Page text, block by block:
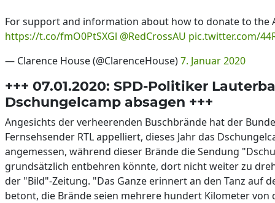
For support and information about how to donate to the
https://t.co/fmO0PtSXGl @RedCrossAU pic.twitter.com/
— Clarence House (@ClarenceHouse)7. Januar 2020
+++ 07.01.2020: SPD-Politiker
Dschungelcamp absagen +++
Angesichts der verheerenden Buschbrände hat der
Fernsehsender RTL appelliert, dieses Jahr das
angemessen, während dieser Brände die Sendung
grundsätzlich entbehren könnte, dort nicht weiter zu
der "Bild"-Zeitung. "Das Ganze erinnert an den Tanz auf
betont, die Brände seien mehrere hundert Kilometer von